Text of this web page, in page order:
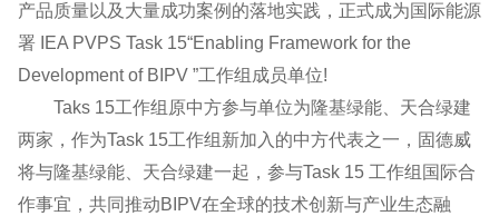
产品质量以及大量成功案例的落地实践，正式成为国际能源
署 IEA PVPS Task 15“Enabling Framework for the
Development of BIPV ”工作组成员单位!
Taks 15工作组原中方参与单位为隆基绿能、天合绿建
两家，作为Task 15工作组新加入的中方代表之一，固德威
将与隆基绿能、天合绿建一起，参与Task 15 工作组国际合
作事宜，共同推动BIPV在全球的技术创新与产业生态融